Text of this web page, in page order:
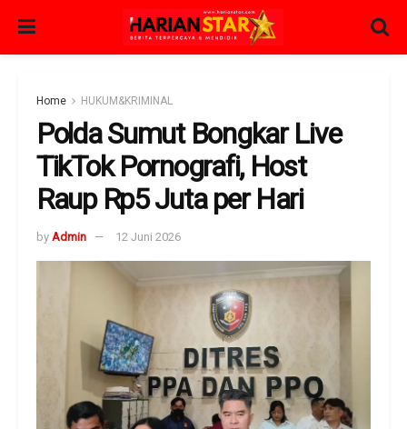
Home HUKUM&KRIMINAL
Polda Sumut Bongkar Live
TikTok Pornografi, Host
Raup Rp5 Juta per Hari
by Admin 12 Juni 2026